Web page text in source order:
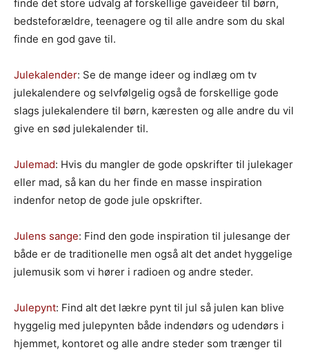
finde det store udvalg af forskellige gaveideer til børn,
bedsteforældre, teenagere og til alle andre som du skal
finde en god gave til.
Julekalender: Se de mange ideer og indlæg om tv
julekalendere og selvfølgelig også de forskellige gode
slags julekalendere til børn, kæresten og alle andre du vil
give en sød julekalender til.
Julemad: Hvis du mangler de gode opskrifter til julekager
eller mad, så kan du her finde en masse inspiration
indenfor netop de gode jule opskrifter.
Julens sange: Find den gode inspiration til julesange der
både er de traditionelle men også alt det andet hyggelige
julemusik som vi hører i radioen og andre steder.
Julepynt: Find alt det lækre pynt til jul så julen kan blive
hyggelig med julepynten både indendørs og udendørs i
hjemmet, kontoret og alle andre steder som trænger til